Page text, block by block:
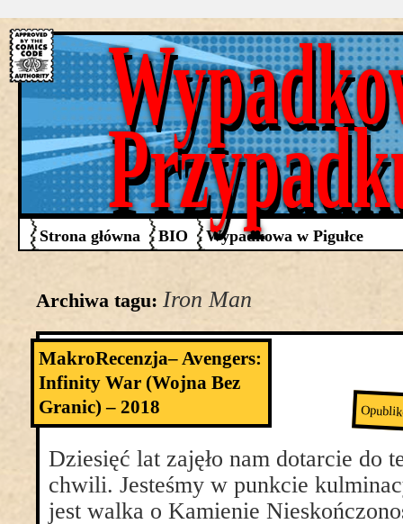
Strona główna BIO Wypadkowa w Pigułce
Archiwa tagu: Iron Man
MakroRecenzja– Avengers:
Infinity War (Wojna Bez
Granic) – 2018
Dziesięć lat zajęło nam dotarcie do
chwili. Jesteśmy w punkcie
jest walka o Kamienie